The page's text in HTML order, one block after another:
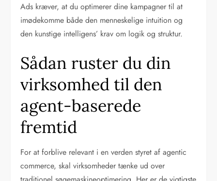
Ads kræver, at du optimerer dine kampagner til at
imødekomme både den menneskelige intuition og
den kunstige intelligens’ krav om logik og struktur.
Sådan ruster du din
virksomhed til den
agent-baserede
fremtid
For at forblive relevant i en verden styret af agentic
commerce, skal virksomheder tænke ud over